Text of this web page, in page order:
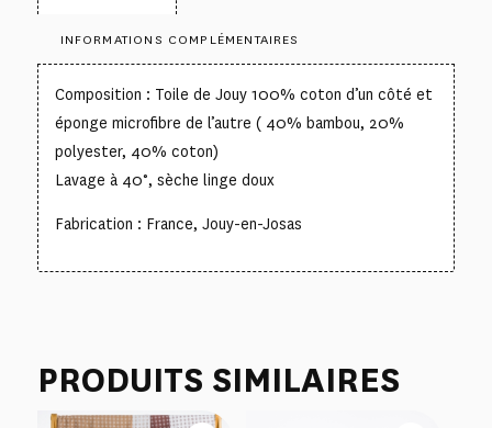
INFORMATIONS COMPLÉMENTAIRES
Composition : Toile de Jouy 100% coton d’un côté et
éponge microfibre de l’autre ( 40% bambou, 20%
polyester, 40% coton)
Lavage à 40°, sèche linge doux
Fabrication : France, Jouy-en-Josas
PRODUITS SIMILAIRES